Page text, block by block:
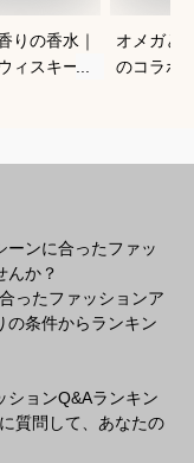
りの香水｜
ィスキーな
オメガと
のコラボ
ーンに合ったファッ
んか？
ったファッションア
の条件からランキン
ションQ&Aランキン
質問して、あなたの